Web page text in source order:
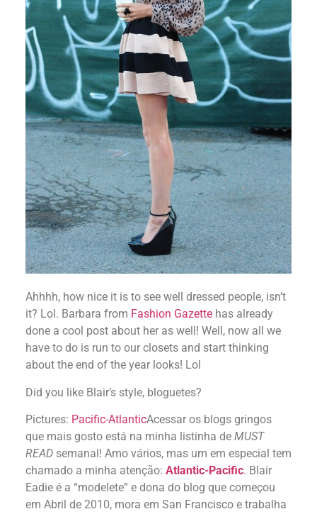
Ahhhh, how nice it is to see well dressed people, isn’t
it? Lol. Barbara from Fashion Gazette has already
done a cool post about her as well! Well, now all we
have to do is run to our closets and start thinking
about the end of the year looks! Lol
Did you like Blair’s style, bloguetes?
Pictures: Pacific-AtlanticAcessar os blogs gringos
que mais gosto está na minha listinha de MUST
READ semanal! Amo vários, mas um em especial tem
chamado a minha atenção: Atlantic-Pacific. Blair
Eadie é a “modelete” e dona do blog que começou
em Abril de 2010, mora em San Francisco e trabalha